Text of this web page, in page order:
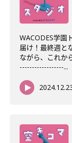
WACODES学園
届け！最終週と
ながら、これか
------------------...